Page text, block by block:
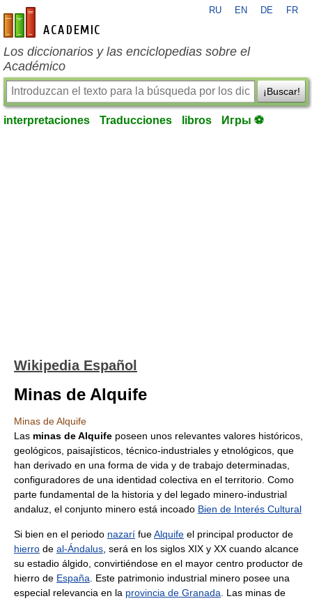
es-academic.com
RU EN DE FR
Los diccionarios y las enciclopedias sobre el
Académico
¡Buscar!
interpretaciones Traducciones libros Игры ⚽
Wikipedia Español
Minas de Alquife
Minas de Alquife
Las minas de Alquife poseen unos relevantes valores históricos,
geológicos, paisajísticos, técnico-industriales y etnológicos, que
han derivado en una forma de vida y de trabajo determinadas,
configuradores de una identidad colectiva en el territorio. Como
parte fundamental de la historia y del legado minero-industrial
andaluz, el conjunto minero está incoado Bien de Interés Cultural
Si bien en el periodo nazarí fueAlquife el principal productor de
hierro de al-Ándalus , será en los siglos XIX y XX cuando alcance
su estadio álgido, convirtiéndose en el mayor centro productor de
hierro de España . Este patrimonio industrial minero posee una
especial relevancia en la provincia de Granada . Las minas de